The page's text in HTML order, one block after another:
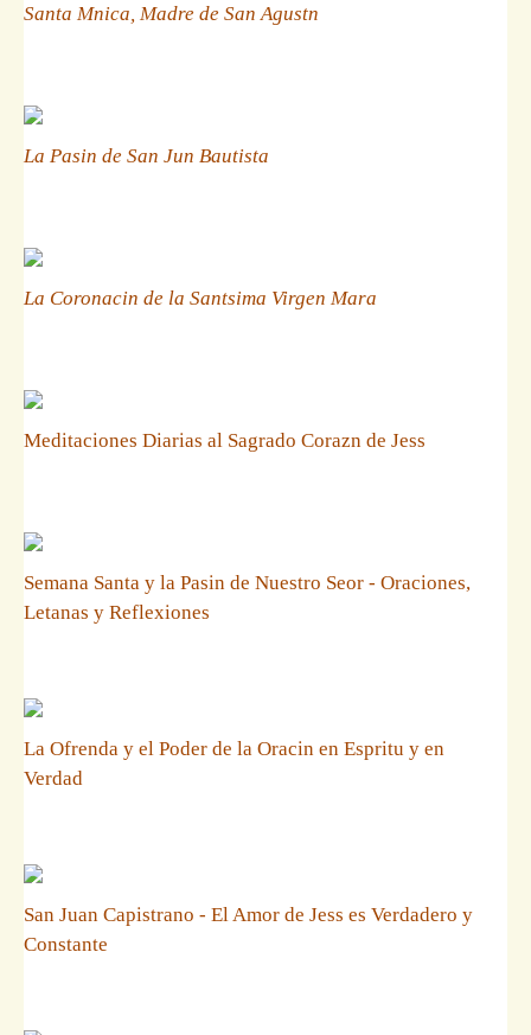
Santa Mnica, Madre de San Agustn
La Pasin de San Jun Bautista
La Coronacin de la Santsima Virgen Mara
Meditaciones Diarias al Sagrado Corazn de Jess
Semana Santa y la Pasin de Nuestro Seor - Oraciones,
Letanas y Reflexiones
La Ofrenda y el Poder de la Oracin en Espritu y en
Verdad
San Juan Capistrano - El Amor de Jess es Verdadero y
Constante